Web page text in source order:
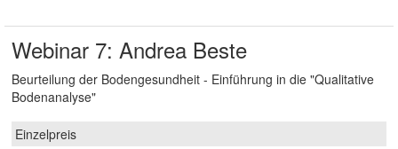
Webinar 7: Andrea Beste
Beurteilung der Bodengesundheit - Einführung in die "Qualitative
Bodenanalyse"